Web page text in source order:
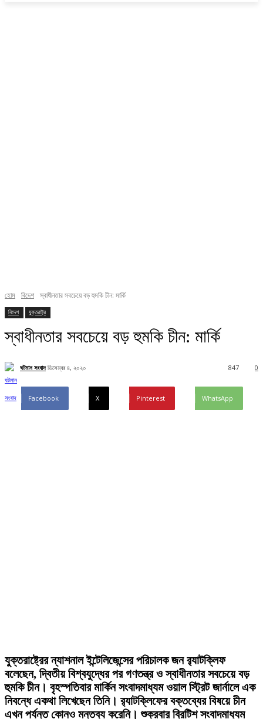
হোম বিদেশ স্বাধীনতার সবচেয়ে বড় হুমকি চীন: মার্কি
বিদেশ যুক্তরাষ্ট্র
স্বাধীনতার সবচেয়ে বড় হুমকি চীন: মার্কি
ঘটমান সংবাদ ডিসেম্বর ৪, ২০২০ 0
847
Facebook X Pinterest WhatsApp
যুক্তরাষ্ট্রের ন্যাশনাল ইন্টেলিজেন্সের পরিচালক জন র‍্যাটক্লিফ
বলেছেন, দ্বিতীয় বিশ্বযুদ্ধের পর গণতন্ত্র ও স্বাধীনতার সবচেয়ে বড়
হুমকি চীন। বৃহস্পতিবার মার্কিন সংবাদমাধ্যম ওয়াল স্ট্রিট জার্নালে এক
নিবন্ধে একথা লিখেছেন তিনি। র‍্যাটক্লিফের বক্তব্যের বিষয়ে চীন
এখন পর্যন্ত কোনও মন্তব্য করেনি। শুক্রবার ব্রিটিশ সংবাদমাধ্যম